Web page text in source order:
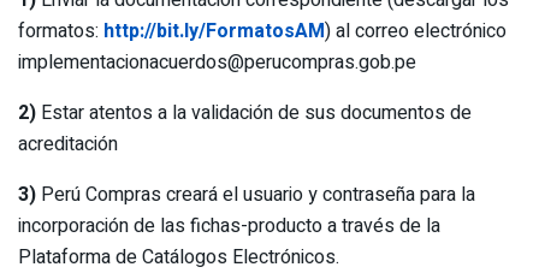
formatos: http://bit.ly/FormatosAM) al correo electrónico
implementacionacuerdos@perucompras.gob.pe
2) Estar atentos a la validación de sus documentos de
acreditación
3) Perú Compras creará el usuario y contraseña para la
incorporación de las fichas-producto a través de la
Plataforma de Catálogos Electrónicos.